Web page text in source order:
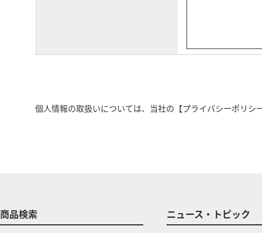
個人情報の取扱いについては、当社の 【プライバシーポリシ
商品検索 ニュース・トピック